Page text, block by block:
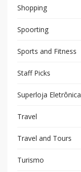
Shopping
Spoorting
Sports and Fitness
Staff Picks
Superloja Eletrônica
Travel
Travel and Tours
Turismo